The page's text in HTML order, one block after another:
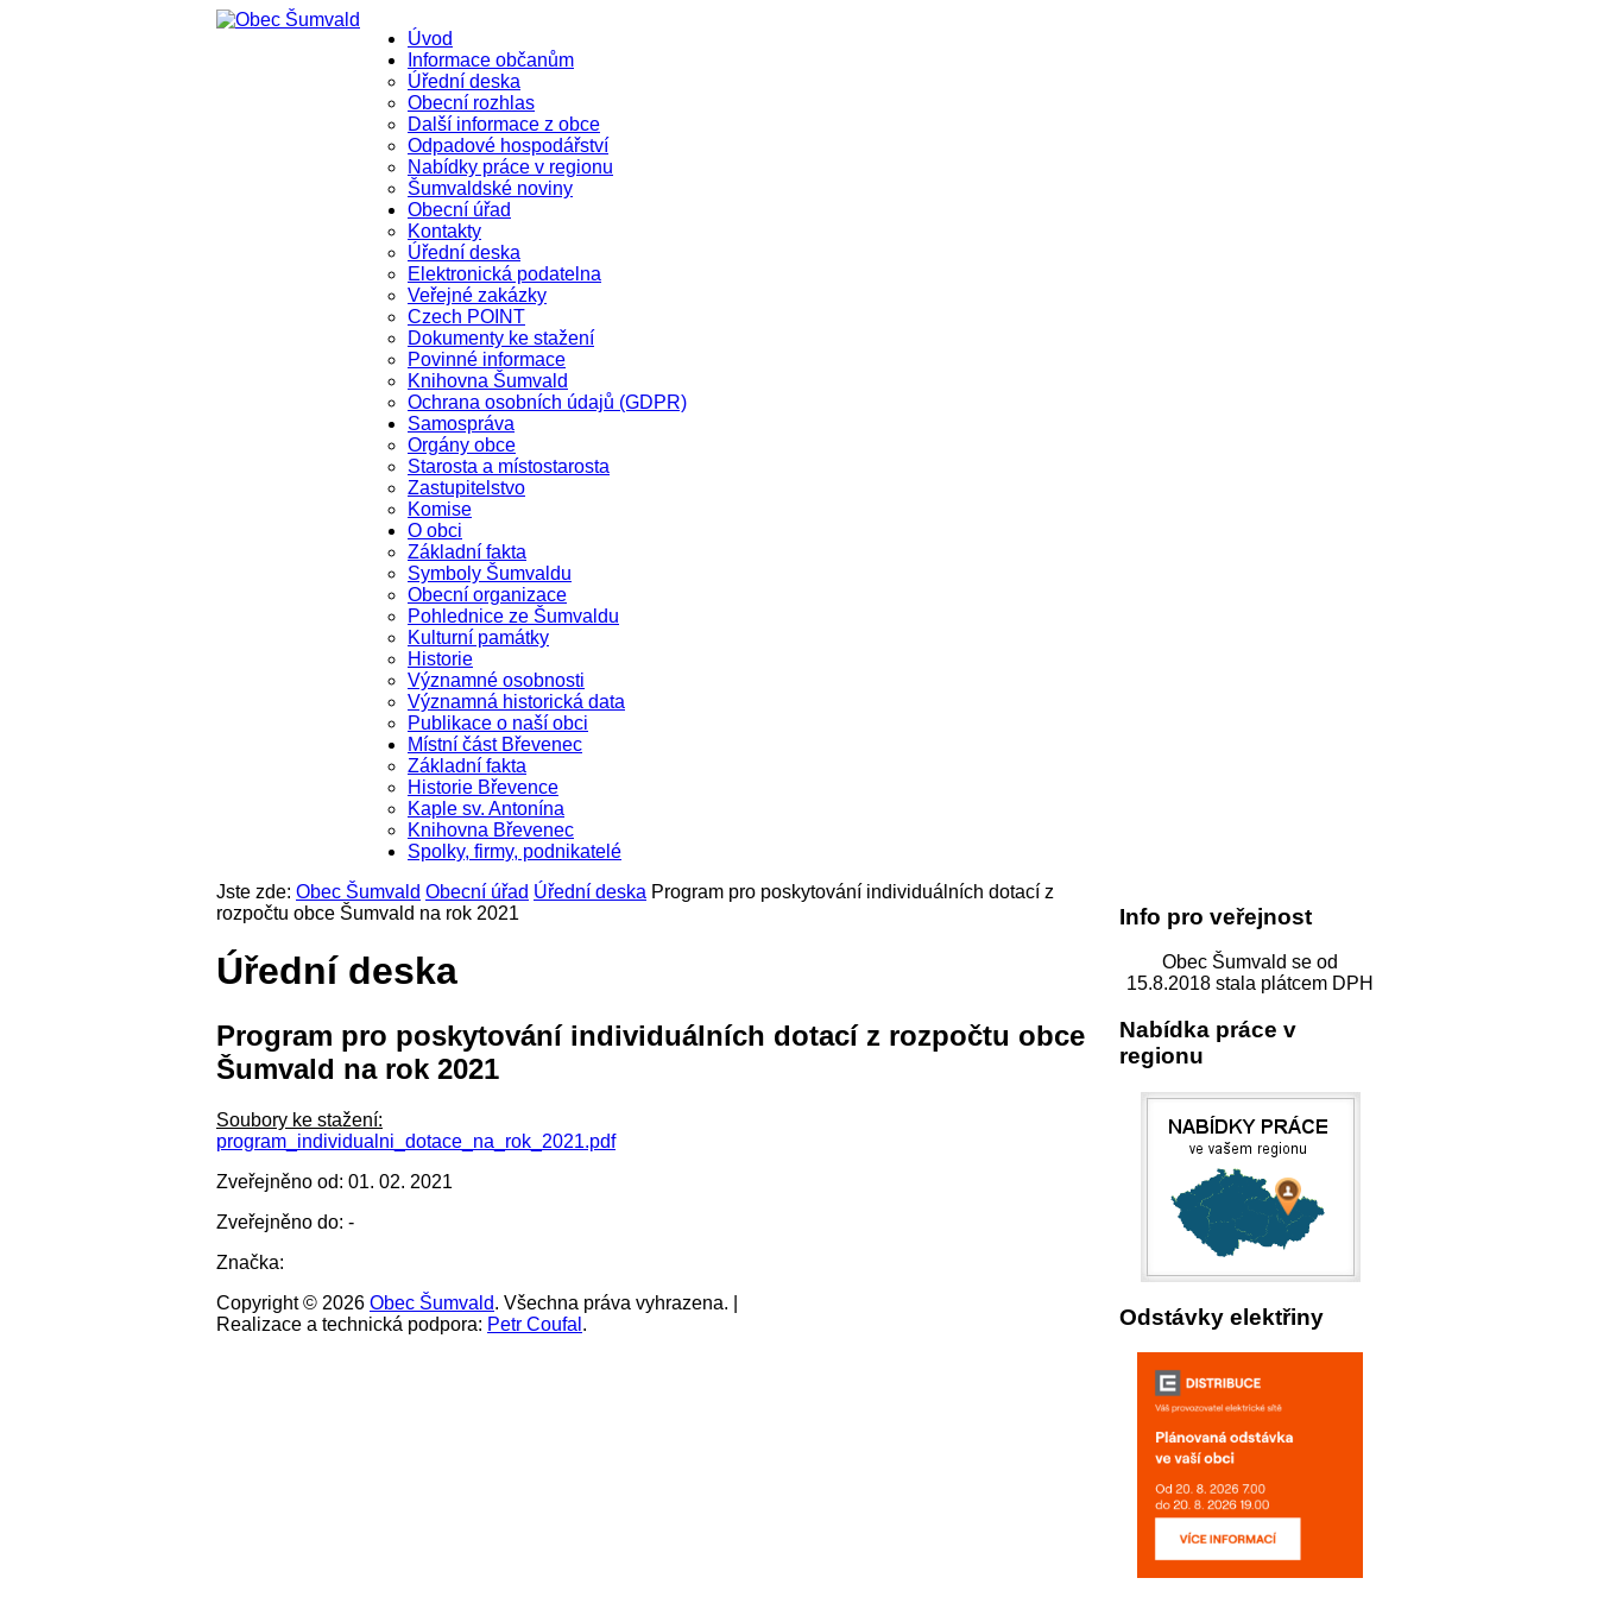
Úvod
Informace občanům
Úřední deska
Obecní rozhlas
Další informace z obce
Odpadové hospodářství
Nabídky práce v regionu
Šumvaldské noviny
Obecní úřad
Kontakty
Úřední deska
Elektronická podatelna
Veřejné zakázky
Czech POINT
Dokumenty ke stažení
Povinné informace
Knihovna Šumvald
Ochrana osobních údajů (GDPR)
Samospráva
Orgány obce
Starosta a místostarosta
Zastupitelstvo
Komise
O obci
Základní fakta
Symboly Šumvaldu
Obecní organizace
Pohlednice ze Šumvaldu
Kulturní památky
Historie
Významné osobnosti
Významná historická data
Publikace o naší obci
Místní část Břevenec
Základní fakta
Historie Břevence
Kaple sv. Antonína
Knihovna Břevenec
Spolky, firmy, podnikatelé
Jste zde: Obec Šumvald Obecní úřad Úřední deska Program pro poskytování individuálních dotací z
rozpočtu obce Šumvald na rok 2021
Úřední deska
Program pro poskytování individuálních dotací z rozpočtu obce
Šumvald na rok 2021
Soubory ke stažení:
program_individualni_dotace_na_rok_2021.pdf
Zveřejněno od: 01. 02. 2021
Zveřejněno do: -
Značka:
Info pro veřejnost
Obec Šumvald se od
15.8.2018 stala plátcem DPH
Nabídka práce v
regionu
Odstávky elektřiny
Copyright © 2026 Obec Šumvald. Všechna práva vyhrazena. |
Realizace a technická podpora: Petr Coufal .